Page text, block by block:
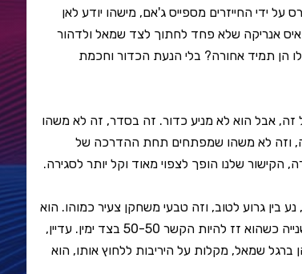
על ידי החייזרים מספייס ג'אם, מישהו יודע לאן
אנריקה שלא פחד לחתוך לצד שמאל ולדהור
שלו הן תמיד אחורה? בלי הנעת הכדור וחכמת
זה, אבל הוא לא מניע כדור. זה בסדר, זה לא משהו
וזה לא משהו שמפתחים תחת ההדרכה של
הקישור שלנו הופך לצפוי מאוד וקל יותר לסגירה.
בין גרוע לטוב, וזה טבעי משחקן צעיר כמוהו. הוא
היה טוב יותר משמעותית במחצית השנייה כשהוא זז להיות הקשר 50-50 בצד ימין. עדיין,
שלו הן ברגל שמאל, מקלות על היריבות ללחוץ אותו, הוא